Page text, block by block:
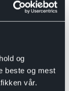
og
beste og mest
vår.